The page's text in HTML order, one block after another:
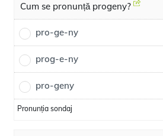
Cum se pronunță progeny?
pro-ge-ny
prog-e-ny
pro-geny
Pronunția sondaj